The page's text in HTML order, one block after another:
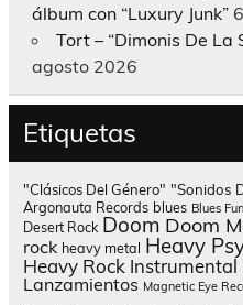
álbum con “Luxury Junk”
Tort – “Dimonis De La
agosto 2026
Etiquetas
"Clásicos Del Género" "Sonidos
Argonauta Records blues Blues
Desert Rock Doom Doom
rock heavy metal Heavy
Heavy Rock Instrumental
Lanzamientos Magnetic Eye